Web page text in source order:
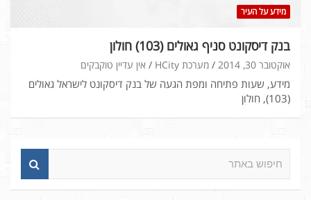
מידע על העיר
בנק דיסקונט סניף גאולים (103) חולון
אוקטובר 30, 2014 מערכת HCity אין עדיין טוקבקים
מידע, שעות פתיחה ומפת הגעה של בנק דיסקונט לישראל גאולים
(103), חולון